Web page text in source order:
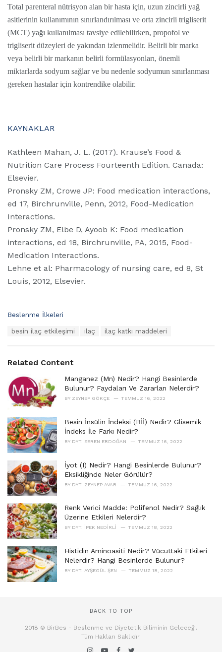
Total parenteral nütrisyon alan bir hasta için, uzun zincirli yağ
asitlerinin kullanımının sınırlandırılması ve orta zincirli trigliserit
(MCT) yağı kullanılması tavsiye edilebilirken, propofol ve
trigliserit düzeyleri de yakından izlenmelidir. Belirli bir marka
veya belirli bir markanın belirli formülasyonları, önemli
miktarlarda sodyum sağlar ve bu nedenle sodyumun sınırlanması
gereken hastalar için kontrendike olabilir.
KAYNAKLAR
Kathleen Mahan, J. L. (2017). Krause’s Food &
Nutrition Care Process Fourteenth Edition. Canada:
Elsevier.
Pronsky ZM, Crowe JP: Food medication interactions,
ed 17, Birchrunville, Penn, 2012, Food-Medication
Interactions.
Pronsky ZM, Elbe D, Ayoob K: Food medication
interactions, ed 18, Birchrunville, PA, 2015, Food-
Medication Interactions.
Lehne et al: Pharmacology of nursing care, ed 8, St
Louis, 2012, Elsevier.
C
o
r
e
s
Beslenme İlkeleri
:
besin ilaç etkileşimi ilaç ilaç katkı maddeleri
Related Content
Manganez (Mn) Nedir? Hangi Besinlerde
Bulunur? Faydaları Ve Zararları Nelerdir?
BY ZEYNEP GÖKÇE TEMMUZ 16, 2022
Besin İnsülin İndeksi (Bİİ) Nedir? Glisemik
İndeks İle Farkı Nedir?
BY DYT. SEREN ERDOĞAN TEMMUZ 16, 2022
İyot (I) Nedir? Hangi Besinlerde Bulunur?
Eksikliğinde Neler Görülür?
BY DYT. ZEYNEP AVAR TEMMUZ 16, 2022
Renk Verici Madde: Polifenol Nedir? Sağlık
Üzerine Etkileri Nelerdir?
BY DYT. İPEK NEDIRLI TEMMUZ 18, 2022
Histidin Aminoasiti Nedir? Vücuttaki Etkileri
Nelerdir? Hangi Besinlerde Bulunur?
BY DYT. AYŞEGÜL ŞEN TEMMUZ 18, 2022
BACK TO TOP
2018 © BirBes - Beslenme ve Diyetetik Biliminin Geleceği.
Tüm Hakları Saklıdır.